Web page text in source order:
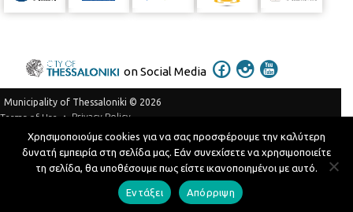
on Social Media
Municipality of Thessaloniki © 2026
Terms of Use
Privacy Policy
Telephone Catalog
Developed byMyCompany Projects
Χρησιμοποιούμε cookies για να σας προσφέρουμε την καλύτερη
δυνατή εμπειρία στη σελίδα μας. Εάν συνεχίσετε να χρησιμοποιείτε
τη σελίδα, θα υποθέσουμε πως είστε ικανοποιημένοι με αυτό.
Εντάξει Απόρριψη